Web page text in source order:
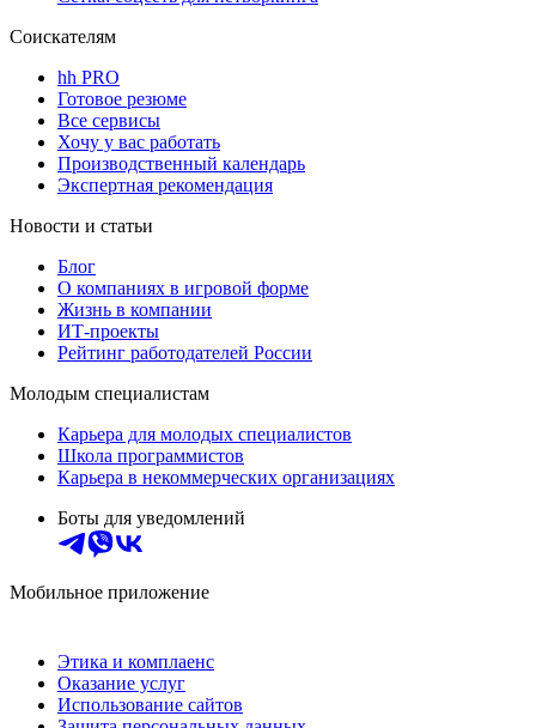
Соискателям
hh PRO
Готовое резюме
Все сервисы
Хочу у вас работать
Производственный календарь
Экспертная рекомендация
Новости и статьи
Блог
О компаниях в игровой форме
Жизнь в компании
ИТ-проекты
Рейтинг работодателей России
Молодым специалистам
Карьера для молодых специалистов
Школа программистов
Карьера в некоммерческих организациях
Боты для уведомлений
Мобильное приложение
Этика и комплаенс
Оказание услуг
Использование сайтов